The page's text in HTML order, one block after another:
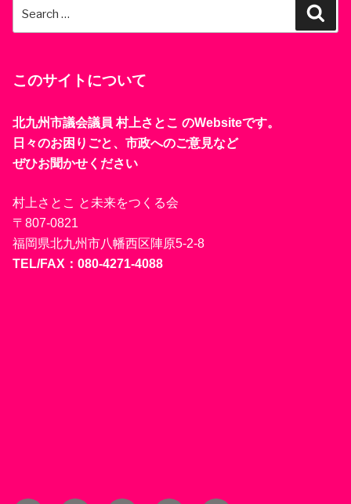
このサイトについて
北九州市議会議員 村上さとこ のWebsiteです。
日々のお困りごと、市政へのご意見など
ぜひお聞かせください
村上さとこ と未来をつくる会
〒807-0821
福岡県北九州市八幡西区陣原5-2-8
TEL/FAX：080-4271-4088